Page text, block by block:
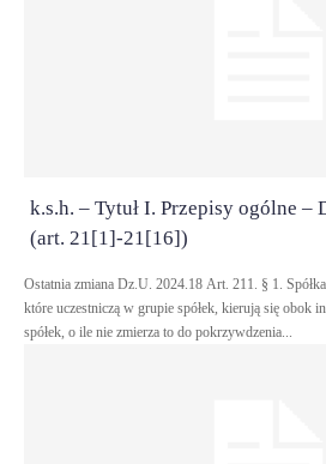
k.s.h. – Tytuł I. Przepisy ogólne –
(art. 21[1]-21[16])
Ostatnia zmiana Dz.U. 2024.18 Art. 211. § 1. Spółka dominująca oraz spółka zależna,
które uczestniczą w grupie spółek, kierują się obok
spółek, o ile nie zmierza to do pokrzywdzenia...